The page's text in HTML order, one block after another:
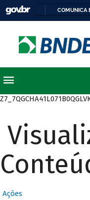
COMUNICA
Ações